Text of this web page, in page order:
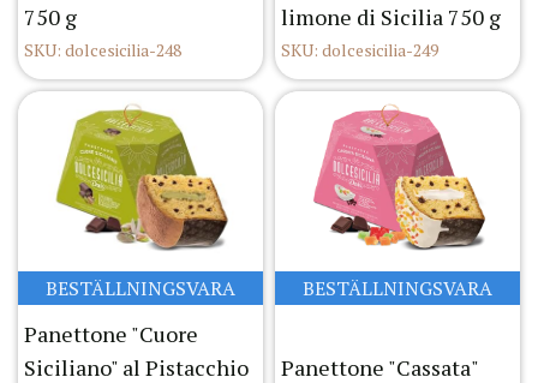
750 g
SKU: dolcesicilia-248
limone di Sicilia 750 g
SKU: dolcesicilia-249
BESTÄLLNINGSVARA
Panettone "Cuore
Siciliano" al Pistacchio
BESTÄLLNINGSVARA
Panettone "Cassata"